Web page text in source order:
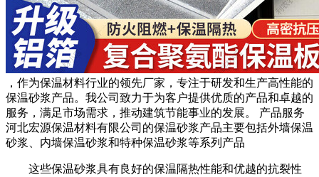
，作为保温材料行业的领先厂家，专注于研发和生产高性能的
保温砂浆产品。我公司致力于为客户提供优质的产品和卓越的
服务，满足市场需求，推动建筑节能事业的发展。 产品服务
河北宏源保温材料有限公司的保温砂浆产品主要包括外墙保温
砂浆、内墙保温砂浆和特种保温砂浆等系列产品
这些保温砂浆具有良好的保温隔热性能和优越的抗裂性